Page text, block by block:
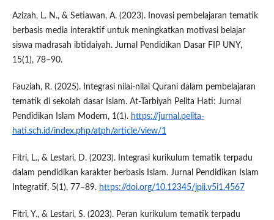
Azizah, L. N., & Setiawan, A. (2023). Inovasi pembelajaran tematik
berbasis media interaktif untuk meningkatkan motivasi belajar
siswa madrasah ibtidaiyah. Jurnal Pendidikan Dasar FIP UNY,
15(1), 78–90.
Fauziah, R. (2025). Integrasi nilai‑nilai Qurani dalam pembelajaran
tematik di sekolah dasar Islam. At‑Tarbiyah Pelita Hati: Jurnal
Pendidikan Islam Modern, 1(1). https://jurnal.pelita-
hati.sch.id/index.php/atph/article/view/1
Fitri, L., & Lestari, D. (2023). Integrasi kurikulum tematik terpadu
dalam pendidikan karakter berbasis Islam. Jurnal Pendidikan Islam
Integratif, 5(1), 77–89. https://doi.org/10.12345/jpii.v5i1.4567
Fitri, Y., & Lestari, S. (2023). Peran kurikulum tematik terpadu